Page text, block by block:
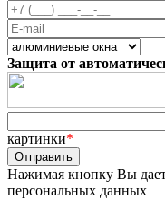
Защита от
картинки*
Нажимая кнопку Вы
персональных данных